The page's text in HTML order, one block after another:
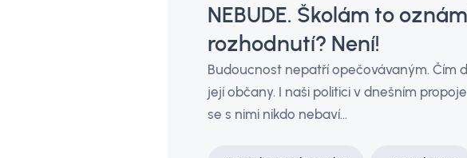
NEBUDE. Školám to
rozhodnutí? Není!
Budoucnost nepatří opečovávaným. Čím
její občany. I naši politici v dnešním
se s nimi nikdo nebaví…